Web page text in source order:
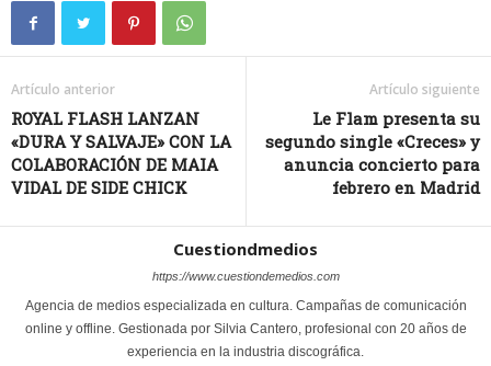
Artículo anterior
ROYAL FLASH LANZAN
«DURA Y SALVAJE» CON LA
COLABORACIÓN DE MAIA
VIDAL DE SIDE CHICK
Artículo siguiente
Le Flam presenta su
segundo single «Creces» y
anuncia concierto para
febrero en Madrid
Cuestiondmedios
https://www.cuestiondemedios.com
Agencia de medios especializada en cultura. Campañas de comunicación
online y offline. Gestionada por Silvia Cantero, profesional con 20 años de
experiencia en la industria discográfica.